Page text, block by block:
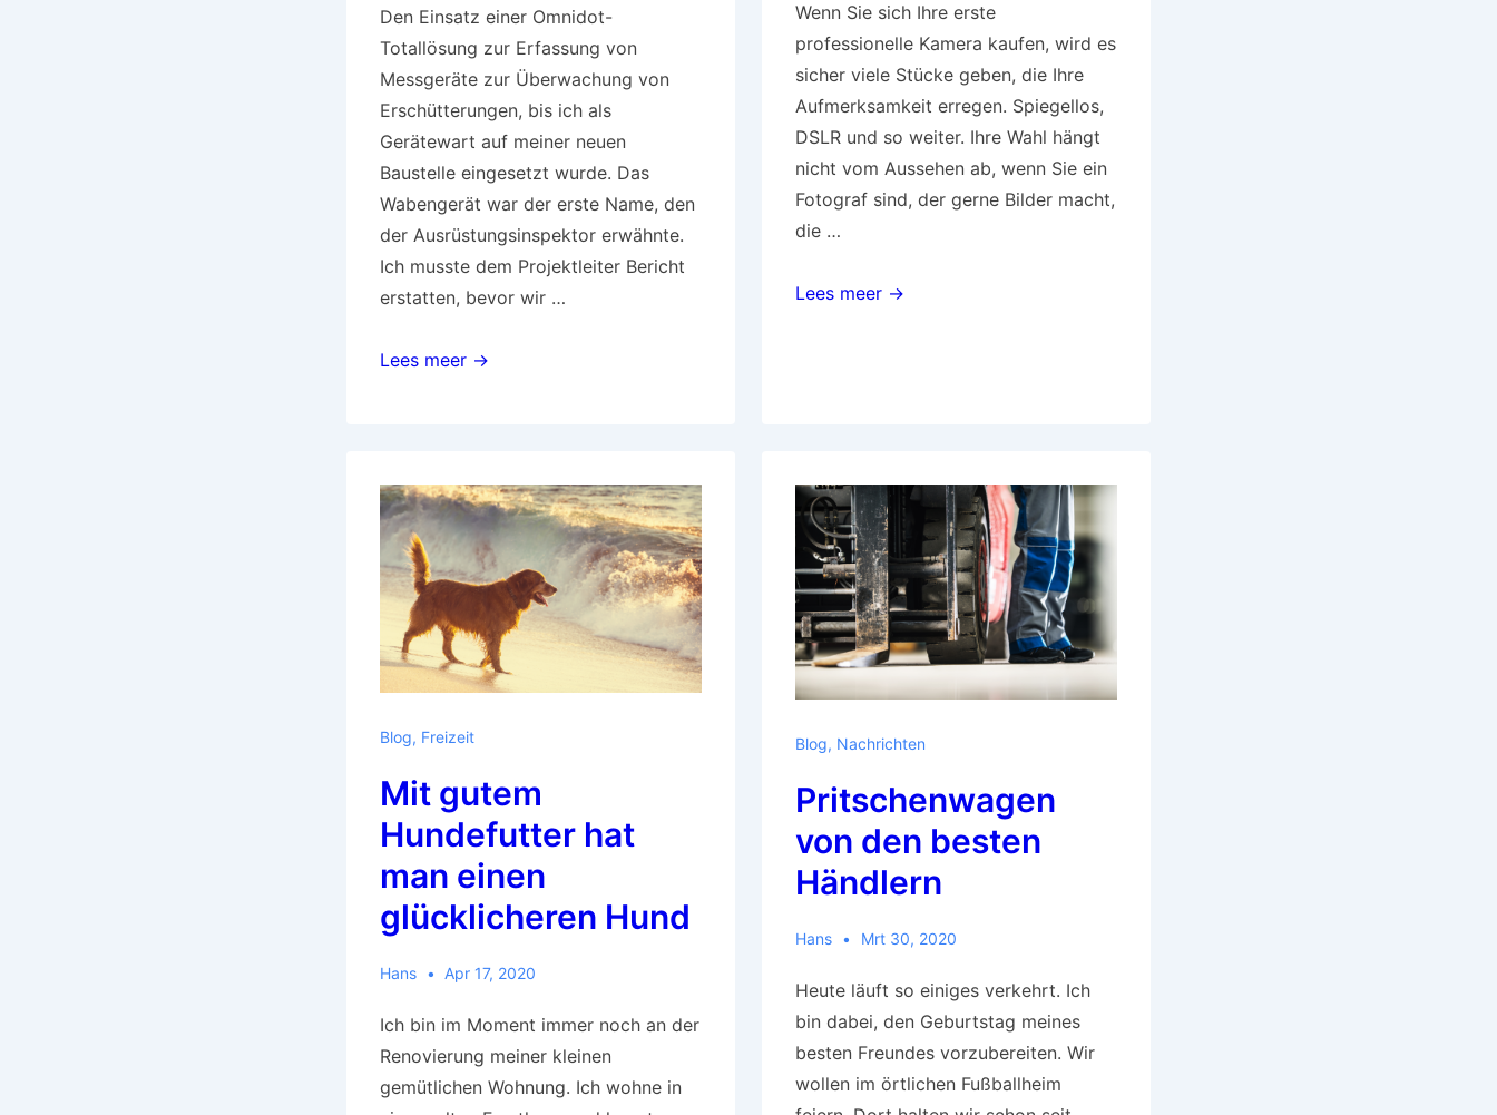
Den Einsatz einer Omnidot-
Totallösung zur Erfassung von
Messgeräte zur Überwachung von
Erschütterungen, bis ich als
Gerätewart auf meiner neuen
Baustelle eingesetzt wurde. Das
Wabengerät war der erste Name, den
der Ausrüstungsinspektor erwähnte.
Ich musste dem Projektleiter Bericht
erstatten, bevor wir …
Omnidots
Schwingungsmessung
Lees meer →
Wenn Sie sich Ihre erste
professionelle Kamera kaufen, wird es
sicher viele Stücke geben, die Ihre
Aufmerksamkeit erregen. Spiegellos,
DSLR und so weiter. Ihre Wahl hängt
nicht vom Aussehen ab, wenn Sie ein
Fotograf sind, der gerne Bilder macht,
die …
Kamera
Lees meer →
Blog, Freizeit
Mit gutem
Hundefutter hat
man einen
glücklicheren Hund
Hans Apr 17, 2020
Ich bin im Moment immer noch an der
Renovierung meiner kleinen
gemütlichen Wohnung. Ich wohne in
Blog, Nachrichten
Pritschenwagen
von den besten
Händlern
Hans Mrt 30, 2020
Heute läuft so einiges verkehrt. Ich
bin dabei, den Geburtstag meines
besten Freundes vorzubereiten. Wir
wollen im örtlichen Fußballheim